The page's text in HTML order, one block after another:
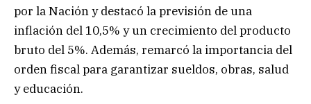
por la Nación y destacó la previsión de una
inflación del 10,5% y un crecimiento del producto
bruto del 5%. Además, remarcó la importancia del
orden fiscal para garantizar sueldos, obras, salud
y educación.